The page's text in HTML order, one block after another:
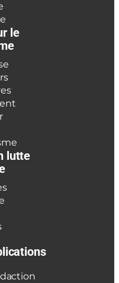
le
lutte